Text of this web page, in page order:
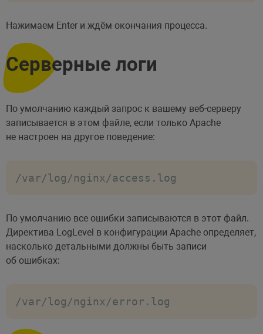
Нажимаем Enter и ждём окончания процесса.
Серверные логи
По умолчанию каждый запрос к вашему веб-серверу
записывается в этом файле, если только Apache
не настроен на другое поведение:
/var/log/nginx/access.log
По умолчанию все ошибки записываются в этот файл.
Директива LogLevel в конфигурации Apache определяет,
насколько детальными должны быть записи
об ошибках:
/var/log/nginx/error.log